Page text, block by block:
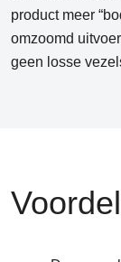
product meer
omzoomd
geen losse